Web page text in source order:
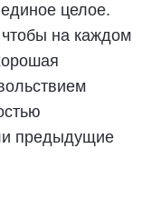
целое.
на каждом
предыдущие